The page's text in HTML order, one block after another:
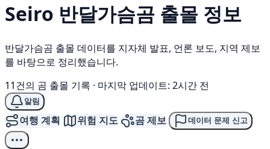
Seiro 반달가슴곰 출몰 정보
반달가슴곰 출몰 데이터를 지자체 발표, 언론 보도, 지역 제보
를 바탕으로 정리했습니다.
11건의 곰 출몰 기록 · 마지막 업데이트: 2시간 전
알림
여행 계획 위험 지도 곰 제보 데이터 문제 신고